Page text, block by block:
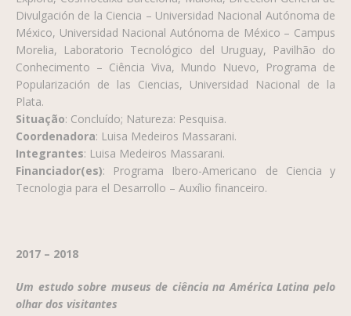
Divulgación de la Ciencia – Universidad Nacional Autónoma de
México, Universidad Nacional Autónoma de México – Campus
Morelia, Laboratorio Tecnológico del Uruguay, Pavilhão do
Conhecimento – Ciência Viva, Mundo Nuevo, Programa de
Popularización de las Ciencias, Universidad Nacional de la
Plata.
Situação: Concluído; Natureza: Pesquisa.
Coordenadora: Luisa Medeiros Massarani.
Integrantes: Luisa Medeiros Massarani.
Financiador(es): Programa Ibero-Americano de Ciencia y
Tecnologia para el Desarrollo – Auxílio financeiro.
2017 – 2018
Um estudo sobre museus de ciência na América Latina pelo
olhar dos visitantes